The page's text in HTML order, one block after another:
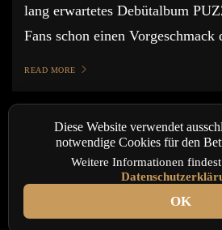
lang erwartetes Debütalbum
Fans schon einen Vorgeschmack
READ MORE
Diese Website verwendet
notwendige Cookies für den
Weitere Informationen
OK